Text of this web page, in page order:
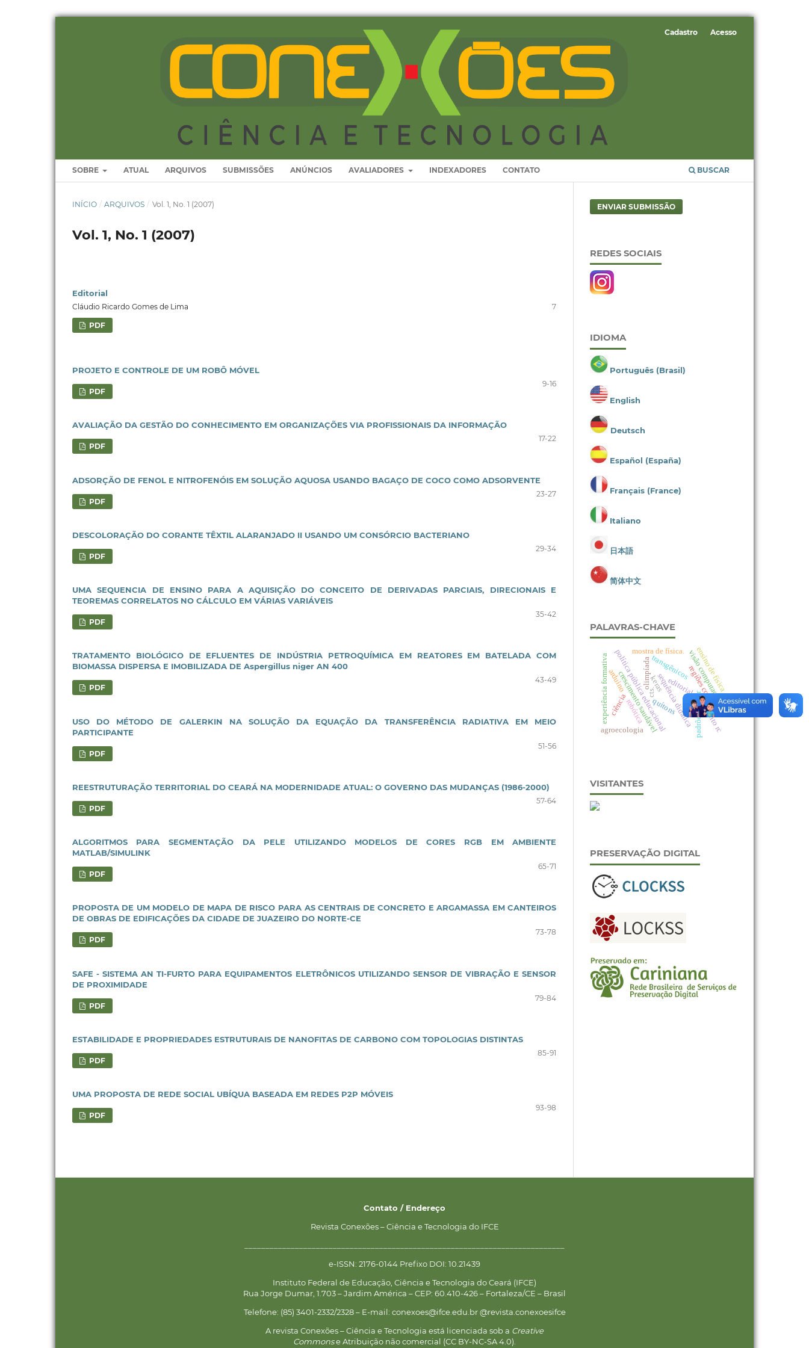
SOBRE ATUAL ARQUIVOS SUBMISSÕES ANÚNCIOS AVALIADORES INDEXADORES CONTATO BUSCAR
Cadastro Acesso
INÍCIO / ARQUIVOS / Vol. 1, No. 1 (2007)
Vol. 1, No. 1 (2007)
Editorial
Cláudio Ricardo Gomes de Lima 7
PDF
PROJETO E CONTROLE DE UM ROBÔ MÓVEL
9-16
PDF
AVALIAÇÃO DA GESTÃO DO CONHECIMENTO EM ORGANIZAÇÕES VIA PROFISSIONAIS DA INFORMAÇÃO
17-22
PDF
ADSORÇÃO DE FENOL E NITROFENÓIS EM SOLUÇÃO AQUOSA USANDO BAGAÇO DE COCO COMO ADSORVENTE
23-27
PDF
DESCOLORAÇÃO DO CORANTE TÊXTIL ALARANJADO II USANDO UM CONSÓRCIO BACTERIANO
29-34
PDF
UMA SEQUENCIA DE ENSINO PARA A AQUISIÇÃO DO CONCEITO DE DERIVADAS PARCIAIS, DIRECIONAIS E
TEOREMAS CORRELATOS NO CÁLCULO EM VÁRIAS VARIÁVEIS
35-42
PDF
TRATAMENTO BIOLÓGICO DE EFLUENTES DE INDÚSTRIA PETROQUÍMICA EM REATORES EM BATELADA COM
BIOMASSA DISPERSA E IMOBILIZADA DE Aspergillus niger AN 400
43-49
PDF
USO DO MÉTODO DE GALERKIN NA SOLUÇÃO DA EQUAÇÃO DA TRANSFERÊNCIA RADIATIVA EM MEIO
PARTICIPANTE
51-56
PDF
REESTRUTURAÇÃO TERRITORIAL DO CEARÁ NA MODERNIDADE ATUAL: O GOVERNO DAS MUDANÇAS (1986-2000)
57-64
PDF
ALGORITMOS PARA SEGMENTAÇÃO DA PELE UTILIZANDO MODELOS DE CORES RGB EM AMBIENTE
MATLAB/SIMULINK
65-71
PDF
PROPOSTA DE UM MODELO DE MAPA DE RISCO PARA AS CENTRAIS DE CONCRETO E ARGAMASSA EM CANTEIROS
DE OBRAS DE EDIFICAÇÕES DA CIDADE DE JUAZEIRO DO NORTE-CE
73-78
PDF
SAFE - SISTEMA AN TI-FURTO PARA EQUIPAMENTOS ELETRÔNICOS UTILIZANDO SENSOR DE VIBRAÇÃO E SENSOR
DE PROXIMIDADE
79-84
PDF
ESTABILIDADE E PROPRIEDADES ESTRUTURAIS DE NANOFITAS DE CARBONO COM TOPOLOGIAS DISTINTAS
85-91
PDF
UMA PROPOSTA DE REDE SOCIAL UBÍQUA BASEADA EM REDES P2P MÓVEIS
93-98
PDF
ENVIAR SUBMISSÃO
REDES SOCIAIS
IDIOMA
Português (Brasil)
English
Deutsch
Español (España)
Français (France)
Italiano
日本語
简体中文
PALAVRAS-CHAVE
editorial
olimpíada
política pública educacional padrões de cor
quítons regiões costeiras
robótica visão computacional
keras
crescimento saudável
mostra de física.
sequência didática
transgênicos
cts.
agroecologia
ensino de física
experiência formativaciência
arduino
circuito rc
VISITANTES
PRESERVAÇÃO DIGITAL
Contato / Endereço
Revista Conexões – Ciência e Tecnologia do IFCE
e-ISSN: 2176-0144 Prefixo DOI: 10.21439
Instituto Federal de Educação, Ciência e Tecnologia do Ceará (IFCE)
Rua Jorge Dumar, 1.703 – Jardim América – CEP: 60.410-426 – Fortaleza/CE – Brasil
Telefone: (85) 3401-2332/2328 – E-mail: conexoes@ifce.edu.br @revista.conexoesifce
A revista Conexões – Ciência e Tecnologia está licenciada sob a Creative
Commonse Atribuição não comercial (CC BY-NC-SA 4.0).